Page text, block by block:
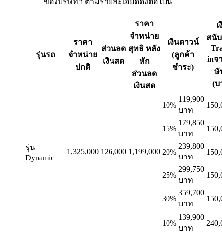
รุ่นรถ
ราคา
จำหน่าย
ปกติ
ส่วนลด
เงินสด
ราคา
จำหน่าย
สุทธิ หลัง
หัก
ส่วนลด
เงินสด
เงินดาวน์
(ลูกค้า
ชำระ)
เ
สนั
inจ
ษั
(บ
รุ่น
Dynamic
1,325,000 126,000 1,199,000
10%
119,900
บาท
15%
179,850
บาท
20%
239,800
บาท
25%
299,750
บาท
30%
359,700
บาท
10%
139,900
บาท